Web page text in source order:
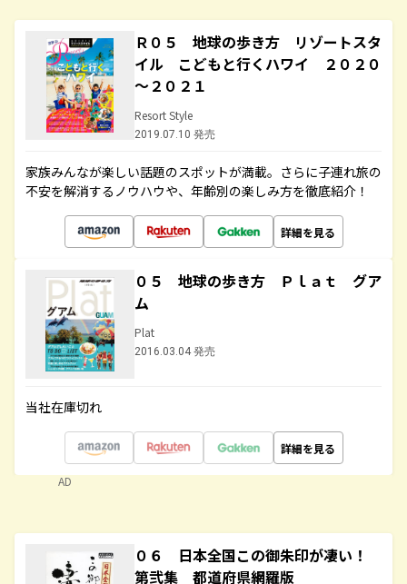
Ｒ０５ 地球の歩き方 リゾートスタ
イル こどもと行くハワイ ２０２０
～２０２１
Resort Style
2019.07.10 発売
家族みんなが楽しい話題のスポットが満載。さらに子連れ旅の
不安を解消するノウハウや、年齢別の楽しみ方を徹底紹介！
詳細を見る
０５ 地球の歩き方 Ｐｌａｔ グア
ム
Plat
2016.03.04 発売
当社在庫切れ
詳細を見る
AD
０６ 日本全国この御朱印が凄い！
第弐集 都道府県網羅版